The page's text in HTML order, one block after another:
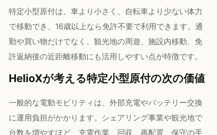
特定小型原付は、車より小さく、自転車より少ない体力
で移動でき、16歳以上なら免許不要で利用できます。通
勤や買い物だけでなく、観光地の周遊、施設内移動、免
許返納後の近距離移動にも活用しやすい点が特徴です。
HelioXが考える特定小型原付の次の価値
一般的な電動モビリティは、外部充電やバッテリー交換
に運用負担がかかります。シェアリング事業や観光地で
台数を増やすほど、充電作業、回収、再配置、保守の手